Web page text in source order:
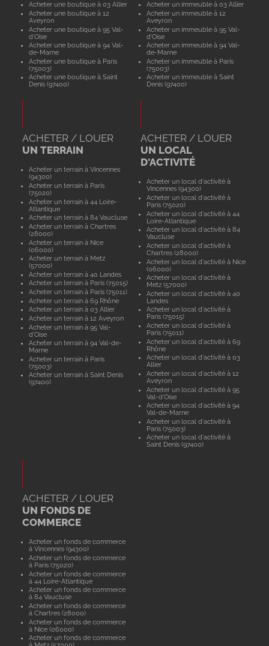
Acheter une boutique à 03 Allier
Acheter une boutique à 12
Aveyron
Acheter une boutique à 95 Val-
d'Oise
Acheter une boutique à 94 Val-
de-Marne
Acheter une boutique à Paris
(75003)
Acheter une boutique à Saint
Denis (97400)
Acheter un immeuble à 03 Allier
Acheter un immeuble à 12
Aveyron
Acheter un immeuble à 95 Val-
d'Oise
Acheter un immeuble à 94 Val-
de-Marne
Acheter un immeuble à Paris
(75003)
Acheter un immeuble à Saint
Denis (97400)
ACHETER / LOUER
UN TERRAIN
Acheter un terrain à Vincennes
(94300)
Acheter un terrain à Paris
(75020)
Acheter un terrain à 44 Loire-
Atlantique
Acheter un terrain à 84 Vaucluse
Acheter un terrain à Chartres
(28000)
Acheter un terrain à Nice
(06000)
Acheter un terrain à Metz
(57000)
Acheter un terrain à 40 Landes
Acheter un terrain à Paris (75015)
Acheter un terrain à Paris (75011)
Acheter un terrain à 69 Rhône
Acheter un terrain à 03 Allier
Acheter un terrain à 12 Aveyron
Acheter un terrain à 95 Val-
d'Oise
Acheter un terrain à 94 Val-de-
Marne
Acheter un terrain à Paris
(75003)
Acheter un terrain à Saint Denis
(97400)
ACHETER / LOUER
UN LOCAL
D'ACTIVITÉ
Acheter un local d'activité à
Vincennes (94300)
Acheter un local d'activité à
Paris (75020)
Acheter un local d'activité à 44
Loire-Atlantique
Acheter un local d'activité à 84
Vaucluse
Acheter un local d'activité à
Chartres (28000)
Acheter un local d'activité à Nice
(06000)
Acheter un local d'activité à
Metz (57000)
Acheter un local d'activité à 40
Landes
Acheter un local d'activité à
Paris (75015)
Acheter un local d'activité à
Paris (75011)
Acheter un local d'activité à 69
Rhône
Acheter un local d'activité à 03
Allier
Acheter un local d'activité à 12
Aveyron
Acheter un local d'activité à 95
Val-d'Oise
Acheter un local d'activité à 94
Val-de-Marne
Acheter un local d'activité à
Paris (75003)
Acheter un local d'activité à
Saint Denis (97400)
ACHETER / LOUER
UN FONDS DE
COMMERCE
Acheter un fonds de commerce
à Vincennes (94300)
Acheter un fonds de commerce
à Paris (75020)
Acheter un fonds de commerce
à 44 Loire-Atlantique
Acheter un fonds de commerce
à 84 Vaucluse
Acheter un fonds de commerce
à Chartres (28000)
Acheter un fonds de commerce
à Nice (06000)
Acheter un fonds de commerce